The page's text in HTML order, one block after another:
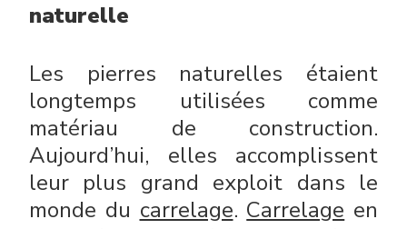
naturelle
Les pierres naturelles étaient
longtemps utilisées comme
matériau de construction.
Aujourd’hui, elles accomplissent
leur plus grand exploit dans le
monde du carrelage. Carrelage en